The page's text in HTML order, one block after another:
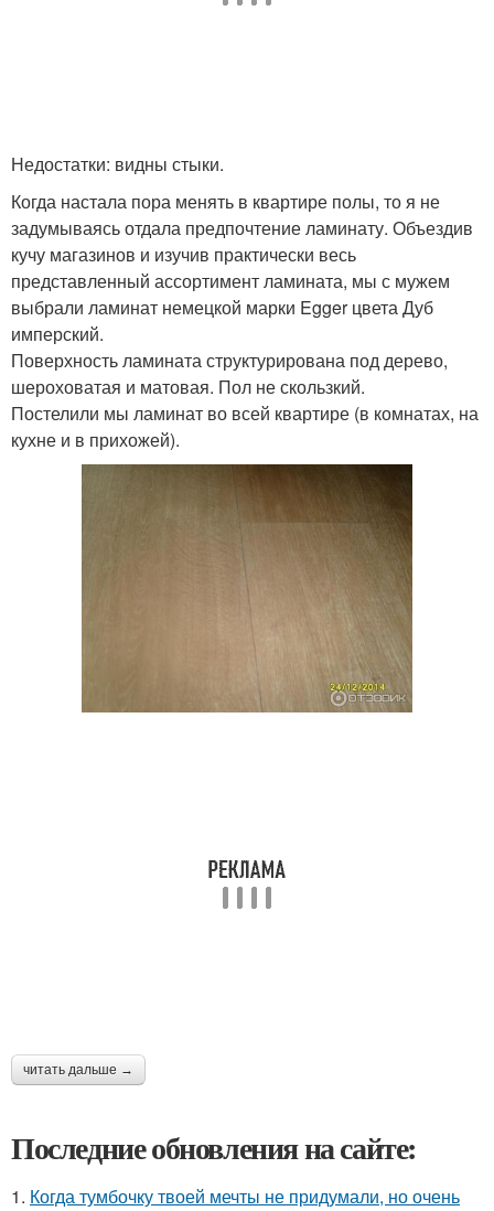
Недостатки: видны стыки.
Когда настала пора менять в квартире полы, то я не
задумываясь отдала предпочтение ламинату. Объездив
кучу магазинов и изучив практически весь
представленный ассортимент ламината, мы с мужем
выбрали ламинат немецкой марки Egger цвета Дуб
имперский.
Поверхность ламината структурирована под дерево,
шероховатая и матовая. Пол не скользкий.
Постелили мы ламинат во всей квартире (в комнатах, на
кухне и в прихожей).
читать дальше →
Последние обновления на сайте:
1. Когда тумбочку твоей мечты не придумали, но очень